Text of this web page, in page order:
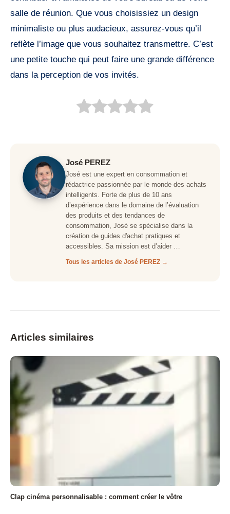
salle de réunion. Que vous choisissiez un design
minimaliste ou plus audacieux, assurez-vous qu’il
reflète l’image que vous souhaitez transmettre. C’est
une petite touche qui peut faire une grande différence
dans la perception de vos invités.
José PEREZ
José est une expert en consommation et
rédactrice passionnée par le monde des achats
intelligents. Forte de plus de 10 ans
d’expérience dans le domaine de l’évaluation
des produits et des tendances de
consommation, José se spécialise dans la
création de guides d'achat pratiques et
accessibles. Sa mission est d’aider …
Tous les articles de José PEREZ →
Articles similaires
Clap cinéma personnalisable : comment créer le vôtre